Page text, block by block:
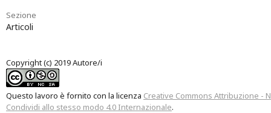
Sezione
Articoli
Copyright (c) 2019 Autore/i
Questo lavoro è fornito con la licenza Creative Commons Attribuzione -
Condividi allo stesso modo 4.0 Internazionale.